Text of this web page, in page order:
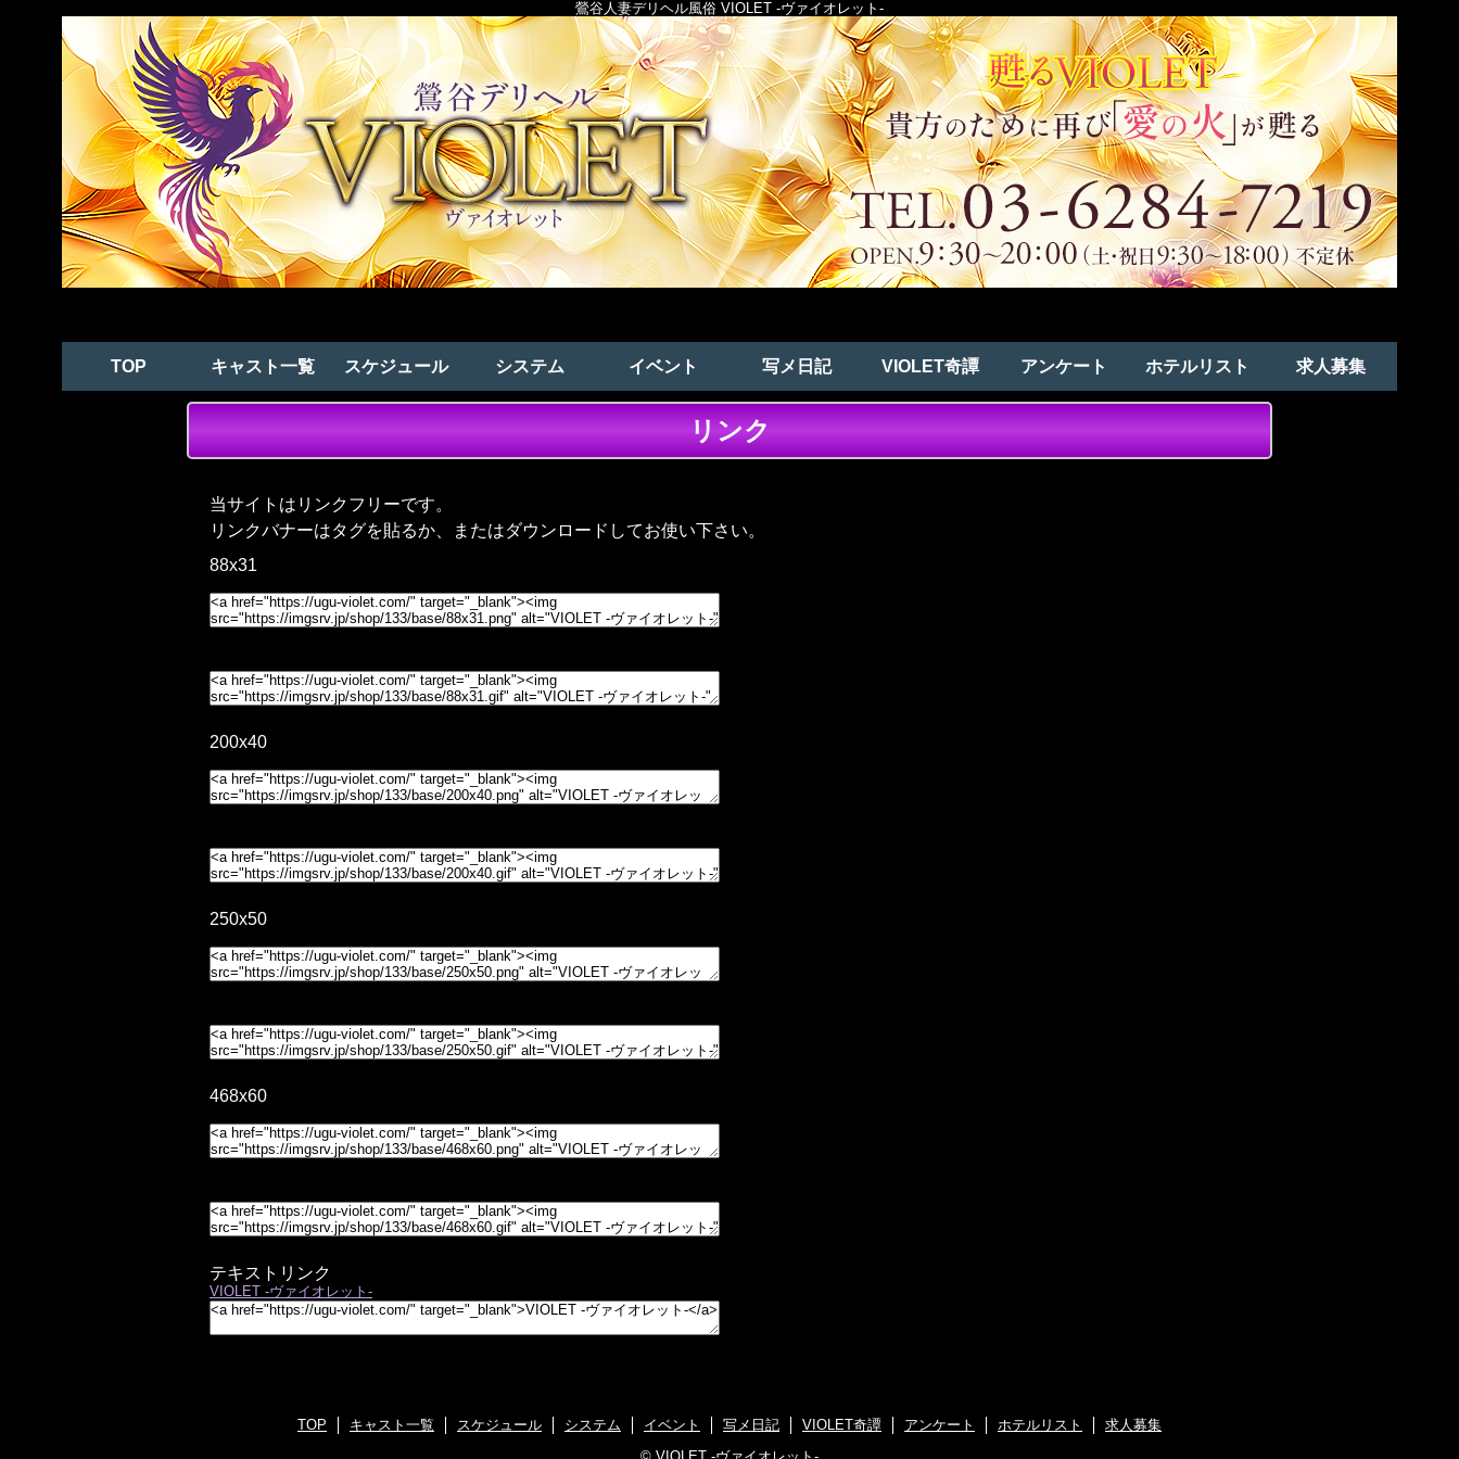
鶯谷人妻デリヘル風俗 VIOLET -ヴァイオレット-
TOP キャスト一覧 スケジュール システム イベント 写メ日記 VIOLET奇譚 アンケート ホテルリスト 求人募集
リンク
当サイトはリンクフリーです。
リンクバナーはタグを貼るか、またはダウンロードしてお使い下さい。
88x31
200x40
250x50
468x60
テキストリンク
VIOLET -ヴァイオレット-
TOP キャスト一覧 スケジュール システム イベント 写メ日記 VIOLET奇譚 アンケート ホテルリスト
求人募集